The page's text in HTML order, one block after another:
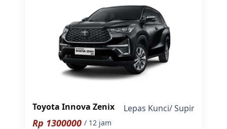
Toyota Innova Zenix Lepas Kunci/Supir
Rp 1300000 / 12 jam